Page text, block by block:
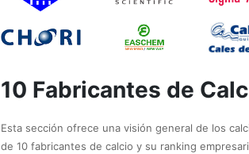
10 Fabricantes de
Esta sección ofrece una visión general de los
de 10 fabricantes de calcio y su ranking